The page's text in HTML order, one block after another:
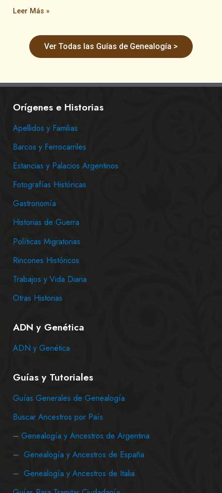
Leer Más »
Ver Todas las Guías de Genealogía >
Orígenes e Historias
Apellidos y Familias
Barcos y Ferrocarriles
Estancias y Palacios Argentinos
Fotografías Históricas
Gastronomía
Historias de Guerra
Políticas Migratorias
Rincones Históricos
Trabajos y Vida Diaria
Otras Historias
ADN y Genética
ADN y Genética
Guías y Tutoriales
Guías Generales de Genealogía
Buscar Ancestros por País
– Genealogía y Ancestros de Argentina
– Genealogía y Ancestros de España
– Genealogía y Ancestros de Italia